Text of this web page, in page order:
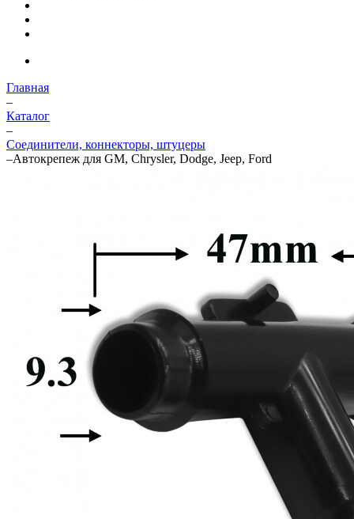
Главная
–
Каталог
–
Соединители, коннекторы, штуцеры
–Автокрепеж для GM, Chrysler, Dodge, Jeep, Ford